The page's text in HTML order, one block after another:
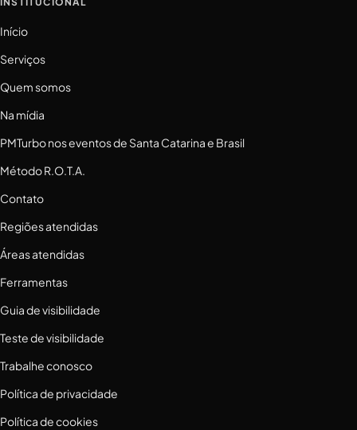
Início
Serviços
Quem somos
Na mídia
PMTurbo nos eventos de Santa Catarina e Brasil
Método R.O.T.A.
Contato
Regiões atendidas
Áreas atendidas
Ferramentas
Guia de visibilidade
Teste de visibilidade
Trabalhe conosco
Política de privacidade
Política de cookies